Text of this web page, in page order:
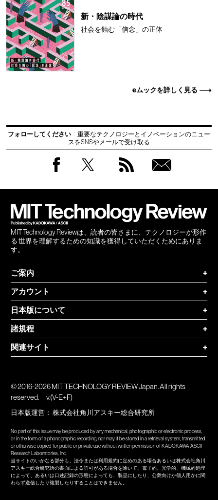
新・陰謀論の時代
社会を蝕む「信念」の正体
eムックを詳しく見る
フォローしてください
重要なテクノロジーとイノベーションのニュー
スをSNSやメールで受け取る
MIT Technology Reviewは、読者の皆さまに、テクノロジーが形作
る 世界を理解するための知識を獲得していただくためにありま
す。
ご案内
+
アカウント
+
日本版について
+
諸規程
+
関連サイト
+
© 2016-2026 MIT TECHNOLOGY REVIEW Japan. All rights
reserved.
v.(V-E+F)
日本版運営：株式会社角川アスキー総合研究所
No part of this issue may be produced by any mechanical, photographic or electronic process,
or in the form of a phonographic recording, nor may it be stored in a retrieval system, transmitted
or otherwise copied for public or private use without written permission of KADOKAWA ASCII
Research Laboratories, Inc.
当サイトのいかなる部分も、法令または利用規約に定めのある場合あるいは株式会社角川
アスキー総合研究所の書面による許可がある場合を除いて、電子的、光学的、機械的処理
によって、あるいは口述記録の形態によっても、製品にしたり、公衆向けか個人用かに関
わらず送信したり複製したりすることはできません。